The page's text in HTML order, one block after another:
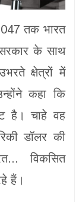
तक भारत
के साथ
क्षेत्रों में
कहा कि
है। चाहे वह
डॉलर की
विकसित
हैं।